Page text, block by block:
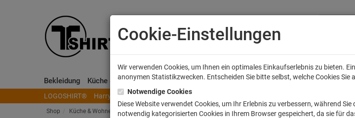
Bekleidung Küche & Wohnen Sammeln & Spielen Anime Bands Filme & Serien
LOGOSHIRT® Harry Potter Herr der Ringe Disney
Shop Küche & Wohnen Kissen
Cookie-Einstellungen
Wir verwenden Cookies, um Ihnen ein optimales Einkaufserlebnis zu bieten.
anonymen Statistikzwecken. Entscheiden Sie bitte selbst, welche Cookies Sie
Notwendige Cookies
Diese Website verwendet Cookies, um Ihr Erlebnis zu verbessern, während
notwendig kategorisierten Cookies in Ihrem Browser gespeichert, da sie für